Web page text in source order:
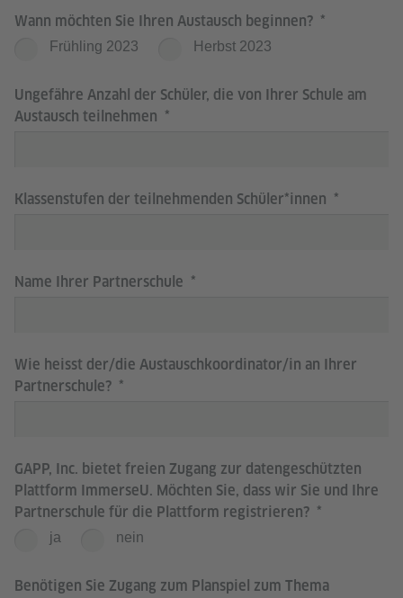
Wann möchten Sie Ihren Austausch beginnen?
Frühling 2023 Herbst 2023
Ungefähre Anzahl der Schüler, die von Ihrer Schule am
Austausch teilnehmen
Klassenstufen der teilnehmenden Schüler*innen
Name Ihrer Partnerschule
Wie heisst der/die Austauschkoordinator/in an Ihrer
Partnerschule?
GAPP, Inc. bietet freien Zugang zur datengeschützten
Plattform ImmerseU. Möchten Sie, dass wir Sie und Ihre
Partnerschule für die Plattform registrieren?
ja nein
Benötigen Sie Zugang zum Planspiel zum Thema